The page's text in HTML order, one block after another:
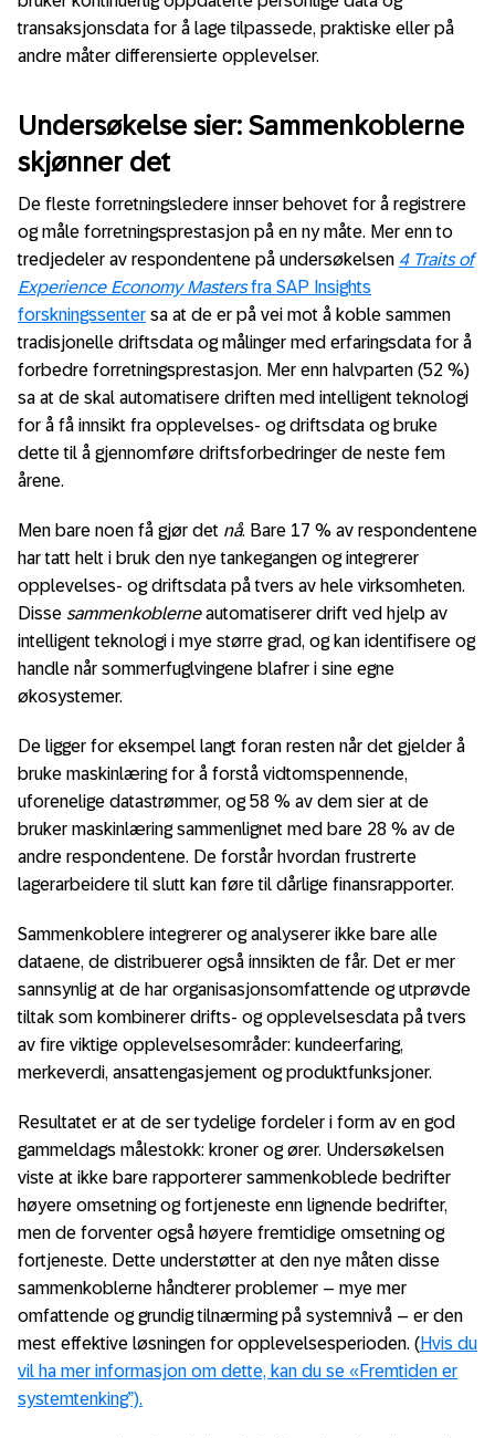
transaksjonsdata for å lage tilpassede, praktiske eller på
andre måter differensierte opplevelser.
Undersøkelse sier: Sammenkoblerne
skjønner det
De fleste forretningsledere innser behovet for å registrere
og måle forretningsprestasjon på en ny måte. Mer enn to
tredjedeler av respondentene på undersøkelsen 4 Traits of
Experience Economy Mastersfra SAP Insights
forskningssenter sa at de er på vei mot å koble sammen
tradisjonelle driftsdata og målinger med erfaringsdata for å
forbedre forretningsprestasjon. Mer enn halvparten (52 %)
sa at de skal automatisere driften med intelligent teknologi
for å få innsikt fra opplevelses- og driftsdata og bruke
dette til å gjennomføre driftsforbedringer de neste fem
årene.
Men bare noen få gjør det nå. Bare 17 % av respondentene
har tatt helt i bruk den nye tankegangen og integrerer
opplevelses- og driftsdata på tvers av hele virksomheten.
Disse sammenkoblerneautomatiserer drift ved hjelp av
intelligent teknologi i mye større grad, og kan identifisere og
handle når sommerfuglvingene blafrer i sine egne
økosystemer.
De ligger for eksempel langt foran resten når det gjelder å
bruke maskinlæring for å forstå vidtomspennende,
uforenelige datastrømmer, og 58 % av dem sier at de
bruker maskinlæring sammenlignet med bare 28 % av de
andre respondentene. De forstår hvordan frustrerte
lagerarbeidere til slutt kan føre til dårlige finansrapporter.
Sammenkoblere integrerer og analyserer ikke bare alle
dataene, de distribuerer også innsikten de får. Det er mer
sannsynlig at de har organisasjonsomfattende og utprøvde
tiltak som kombinerer drifts- og opplevelsesdata på tvers
av fire viktige opplevelsesområder: kundeerfaring,
merkeverdi, ansattengasjement og produktfunksjoner.
Resultatet er at de ser tydelige fordeler i form av en god
gammeldags målestokk: kroner og ører. Undersøkelsen
viste at ikke bare rapporterer sammenkoblede bedrifter
høyere omsetning og fortjeneste enn lignende bedrifter,
men de forventer også høyere fremtidige omsetning og
fortjeneste. Dette understøtter at den nye måten disse
sammenkoblerne håndterer problemer – mye mer
omfattende og grundig tilnærming på systemnivå – er den
mest effektive løsningen for opplevelsesperioden. (Hvis du
vil ha mer informasjon om dette, kan du se «Fremtiden er
systemtenking”).